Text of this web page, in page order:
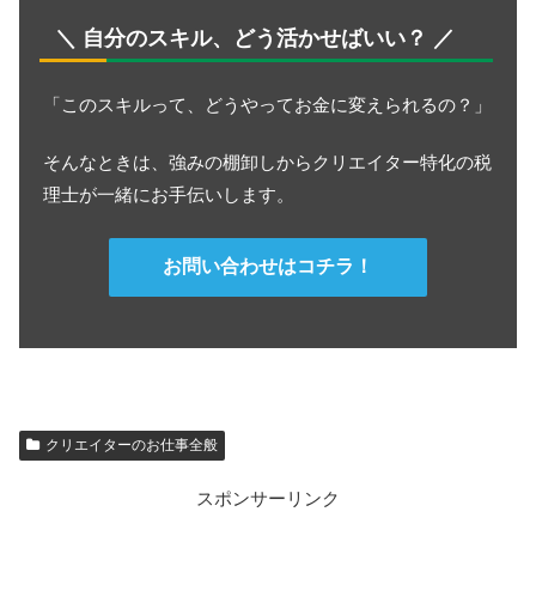
＼ 自分のスキル、どう活かせばいい？ ／
「このスキルって、どうやってお金に変えられるの？」
そんなときは、強みの棚卸しからクリエイター特化の税
理士が一緒にお手伝いします。
お問い合わせはコチラ！
クリエイターのお仕事全般
スポンサーリンク